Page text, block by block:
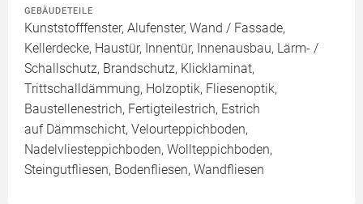
GEBÄUDETEILE
Kunststofffenster, Alufenster, Wand / Fassade,
Kellerdecke, Haustür, Innentür, Innenausbau, Lärm- /
Schallschutz, Brandschutz, Klicklaminat,
Trittschalldämmung, Holzoptik, Fliesenoptik,
Baustellenestrich, Fertigteilestrich, Estrich
auf Dämmschicht, Velourteppichboden,
Nadelvliesteppichboden, Wollteppichboden,
Steingutfliesen, Bodenfliesen, Wandfliesen